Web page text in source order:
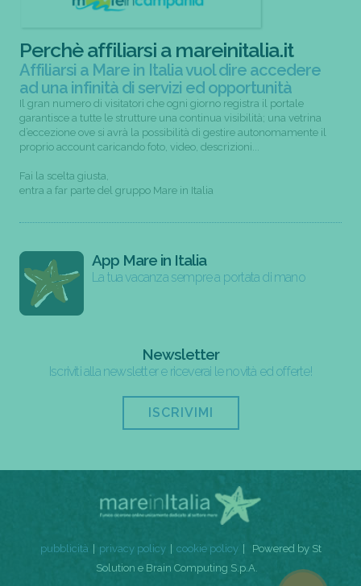
Perchè affiliarsi a mareinitalia.it
Affiliarsi a Mare in Italia vuol dire accedere
ad una infinità di servizi ed opportunità
Il gran numero di visitatori che ogni giorno registra il portale
garantisce a tutte le strutture una continua visibilità; una vetrina
d’eccezione ove si avrà la possibilità di gestire autonomamente il
proprio account caricando foto, video, descrizioni...
Fai la scelta giusta,
entra a far parte del gruppo Mare in Italia
App Mare in Italia
La tua vacanza sempre a portata di mano
Newsletter
Iscriviti alla newsletter e riceverai le novità ed offerte!
ISCRIVIMI
pubblicità privacy policy cookie policy
Powered by St
Solution e Brain Computing S.p.A.